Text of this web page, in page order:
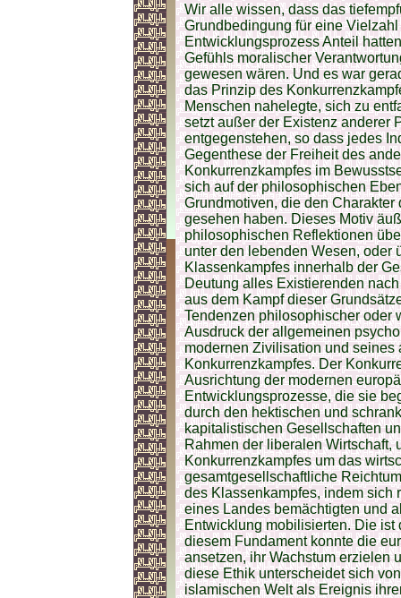
Wir alle wissen, dass das
Grundbedingung für eine
Entwicklungsprozess Anteil
Gefühls moralischer
gewesen wären. Und es war
das Prinzip des
Menschen nahelegte, sich zu
setzt außer der Existenz anderer
entgegenstehen, so dass jedes
Gegenthese der Freiheit des
Konkurrenzkampfes im
sich auf der philosophischen
Grundmotiven, die den
gesehen haben. Dieses Motiv
philosophischen Reflektionen
unter den lebenden Wesen, oder
Klassenkampfes innerhalb der
Deutung alles Existierenden
aus dem Kampf dieser
Tendenzen philosophischer oder
Ausdruck der allgemeinen
modernen Zivilisation und seines
Konkurrenzkampfes. Der
Ausrichtung der modernen
Entwicklungsprozesse, die sie
durch den hektischen und
kapitalistischen Gesellschaften
Rahmen der liberalen Wirtschaft,
Konkurrenzkampfes um das
gesamtgesellschaftliche
des Klassenkampfes, indem sich
eines Landes bemächtigten und
Entwicklung mobilisierten. Die ist
diesem Fundament konnte die
ansetzen, ihr Wachstum erzielen
diese Ethik unterscheidet sich
islamischen Welt als Ereignis